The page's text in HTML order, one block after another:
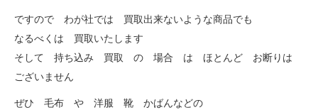
ですので わが社では 買取出来ないような商品でも
なるべくは 買取いたします
そして 持ち込み 買取 の 場合 は ほとんど お断りは
ございません
ぜひ 毛布 や 洋服 靴 かばんなどの